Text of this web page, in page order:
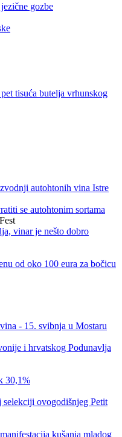
gozbe
tisuća butelja vrhunskog
autohtonih vina Istre
se autohtonim sortama
vinar je nešto dobro
od oko 100 eura za bočicu
- 15. svibnja u Mostaru
i hrvatskog Podunavlja
30,1%
ovogodišnjeg Petit
kušanja mladog